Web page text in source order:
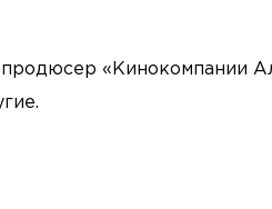
«Кинокомпании